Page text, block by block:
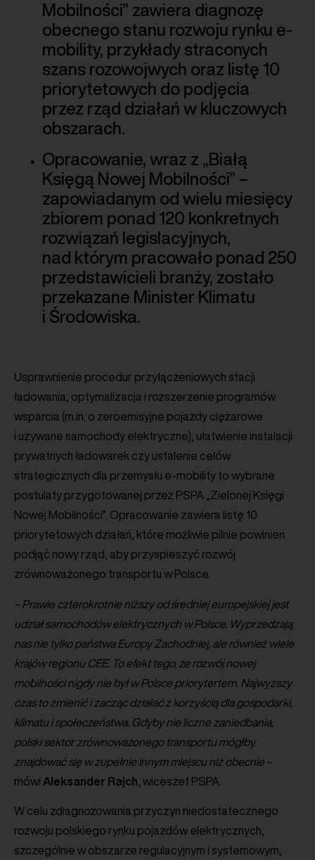
Mobilności” zawiera diagnozę
obecnego stanu rozwoju rynku e-
mobility, przykłady straconych
szans rozowojwych oraz listę 10
priorytetowych do podjęcia
przez rząd działań w kluczowych
obszarach.
Opracowanie, wraz z „Białą
Księgą Nowej Mobilności” –
zapowiadanym od wielu miesięcy
zbiorem ponad 120 konkretnych
rozwiązań legislacyjnych,
nad którym pracowało ponad 250
przedstawicieli branży, zostało
przekazane Minister Klimatu
i Środowiska.
Usprawnienie procedur przyłączeniowych stacji
ładowania, optymalizacja i rozszerzenie programów
wsparcia (m.in. o zeroemisyjne pojazdy ciężarowe
i używane samochody elektryczne), ułatwienie instalacji
prywatnych ładowarek czy ustalenie celów
strategicznych dla przemysłu e-mobility to wybrane
postulaty przygotowanej przez PSPA „Zielonej Księgi
Nowej Mobilności”. Opracowanie zawiera listę 10
priorytetowych działań, które możliwie pilnie powinien
podjąć nowy rząd, aby przyspieszyć rozwój
zrównoważonego transportu w Polsce.
– Prawie czterokrotnie niższy od średniej europejskiej jest
udział samochodów elektrycznych w Polsce. Wyprzedzają
nas nie tylko państwa Europy Zachodniej, ale również wiele
krajów regionu CEE. To efekt tego, że rozwój nowej
mobilności nigdy nie był w Polsce priorytertem. Najwyższy
czas to zmienić i zacząc działać z korzyścią dla gospodarki,
klimatu i społeczeństwa. Gdyby nie liczne zaniedbania,
polski sektor zrównoważonego transportu mógłby
znajdować się w zupełnie innym miejscu niż obecnie –
mówi Aleksander Rajch , wiceszef PSPA.
W celu zdiagnozowania przyczyn niedostatecznego
rozwoju polskiego rynku pojazdów elektrycznych,
szczególnie w obszarze regulacyjnym i systemowym,